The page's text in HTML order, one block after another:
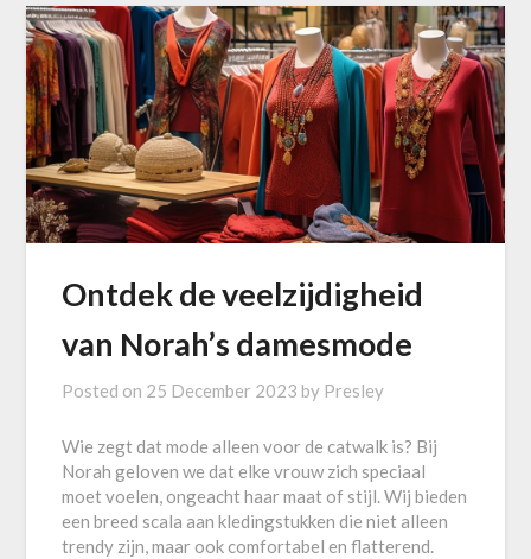
Ontdek de veelzijdigheid
van Norah’s damesmode
Posted on 25 December 2023 by Presley
Wie zegt dat mode alleen voor de catwalk is? Bij
Norah geloven we dat elke vrouw zich speciaal
moet voelen, ongeacht haar maat of stijl. Wij bieden
een breed scala aan kledingstukken die niet alleen
trendy zijn, maar ook comfortabel en flatterend.